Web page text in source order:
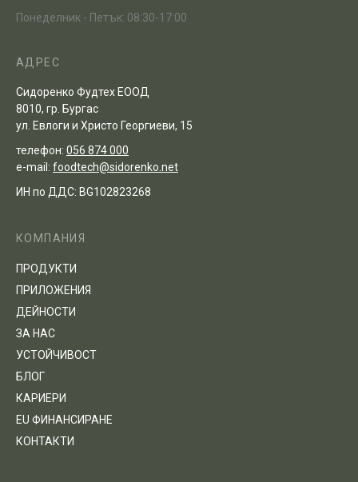
Понеделник - Петък: 08:30-17:00
АДРЕС
Сидоренко Фудтех ЕООД
8010, гр. Бургас
ул. Евлоги и Христо Георгиеви, 15
телефон: 056 874 000
e-mail: foodtech@sidorenko.net
ИН по ДДС: BG102823268
КОМПАНИЯ
ПРОДУКТИ
ПРИЛОЖЕНИЯ
ДЕЙНОСТИ
ЗА НАС
УСТОЙЧИВОСТ
БЛОГ
КАРИЕРИ
EU ФИНАНСИРАНЕ
КОНТАКТИ